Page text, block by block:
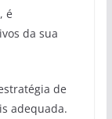
é
da sua
de
adequada.